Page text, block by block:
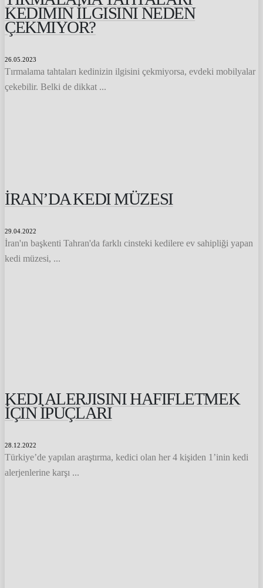
KEDIMIN İLGISINI NEDEN
ÇEKMIYOR?
26.05.2023
Tırmalama tahtaları kedinizin ilgisini çekmiyorsa, evdeki mobilyalar
çekebilir. Belki de dikkat ...
İRAN’DA KEDI MÜZESI
29.04.2022
İran'ın başkenti Tahran'da farklı cinsteki kedilere ev sahipliği yapan
kedi müzesi, ...
KEDI ALERJISINI HAFIFLETMEK
İÇIN İPUÇLARI
28.12.2022
Türkiye’de yapılan araştırma, kedici olan her 4 kişiden 1’inin kedi
alerjenlerine karşı ...